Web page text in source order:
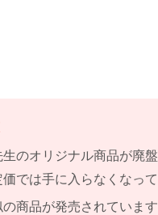
生のオリジナル商品が廃
では手に入らなくなって
の商品が発売されていま